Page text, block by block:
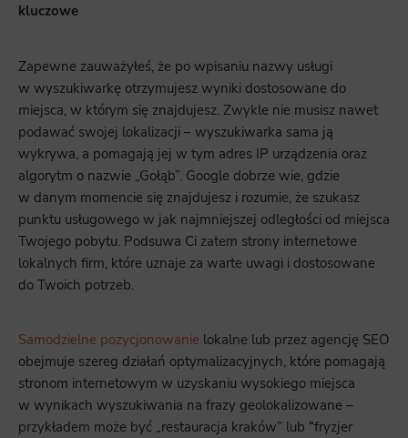
kluczowe
Zapewne zauważyłeś, że po wpisaniu nazwy usługi
w wyszukiwarkę otrzymujesz wyniki dostosowane do
miejsca, w którym się znajdujesz. Zwykle nie musisz nawet
podawać swojej lokalizacji – wyszukiwarka sama ją
wykrywa, a pomagają jej w tym adres IP urządzenia oraz
algorytm o nazwie „Gołąb”. Google dobrze wie, gdzie
w danym momencie się znajdujesz i rozumie, że szukasz
punktu usługowego w jak najmniejszej odległości od miejsca
Twojego pobytu. Podsuwa Ci zatem strony internetowe
lokalnych firm, które uznaje za warte uwagi i dostosowane
do Twoich potrzeb.
Samodzielne pozycjonowanie lokalne lub przez agencję SEO
obejmuje szereg działań optymalizacyjnych, które pomagają
stronom internetowym w uzyskaniu wysokiego miejsca
w wynikach wyszukiwania na frazy geolokalizowane –
przykładem może być „restauracja kraków” lub “fryzjer